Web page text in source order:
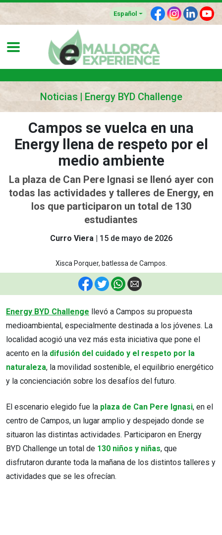
Español F I L Y
Noticias Energy BYD Challenge
Campos se vuelca en una
Energy llena de respeto por el
medio ambiente
La plaza de Can Pere Ignasi se llenó ayer con
todas las actividades y talleres de Energy, en
los que participaron un total de 130
estudiantes
Curro Viera 15 de mayo de 2026
Xisca Porquer, batlessa de Campos.
F T W E
Energy BYD Challenge llevó a Campos su propuesta
medioambiental, especialmente destinada a los jóvenes. La
localidad acogió una vez más esta iniciativa que pone el
acento en la difusión del cuidado y el respeto por la
naturaleza, la movilidad sostenible, el equilibrio energético
y la concienciación sobre los desafíos del futuro.
El escenario elegido fue la plaza de Can Pere Ignasi, en el
centro de Campos, un lugar amplio y despejado donde se
situaron las distintas actividades. Participaron en Energy
BYD Challenge un total de 130 niños y niñas, que
disfrutaron durante toda la mañana de los distintos talleres y
actividades que se les ofrecían.